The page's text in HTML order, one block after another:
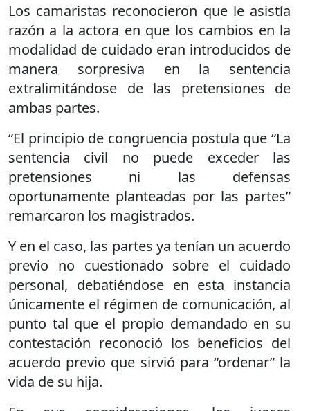
Los camaristas reconocieron que le asistía
razón a la actora en que los cambios en la
modalidad de cuidado eran introducidos de
manera sorpresiva en la sentencia
extralimitándose de las pretensiones de
ambas partes.
“El principio de congruencia postula que “La
sentencia civil no puede exceder las
pretensiones ni las defensas
oportunamente planteadas por las partes”
remarcaron los magistrados.
Y en el caso, las partes ya tenían un acuerdo
previo no cuestionado sobre el cuidado
personal, debatiéndose en esta instancia
únicamente el régimen de comunicación, al
punto tal que el propio demandado en su
contestación reconoció los beneficios del
acuerdo previo que sirvió para “ordenar” la
vida de su hija.